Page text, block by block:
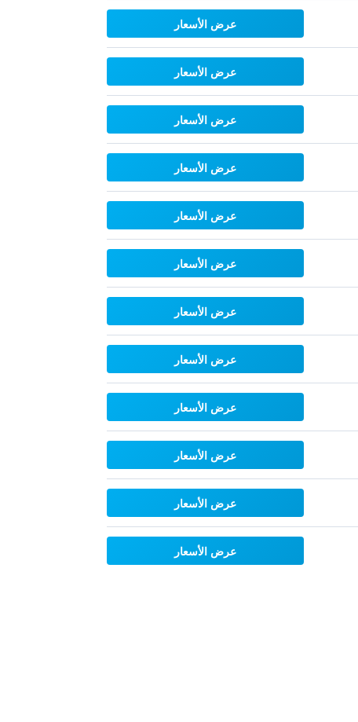
عرض الأسعار
عرض الأسعار
عرض الأسعار
عرض الأسعار
عرض الأسعار
عرض الأسعار
عرض الأسعار
عرض الأسعار
عرض الأسعار
عرض الأسعار
عرض الأسعار
عرض الأسعار